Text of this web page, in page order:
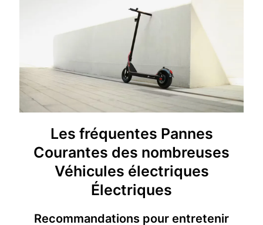
Les fréquentes Pannes
Courantes des nombreuses
Véhicules électriques
Électriques
Recommandations pour entretenir